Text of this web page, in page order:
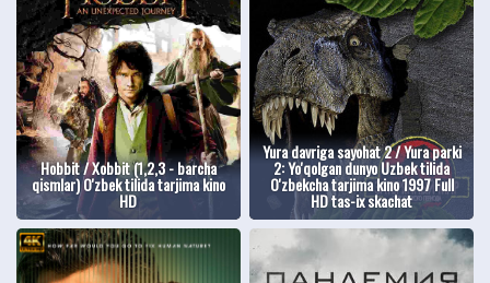
Hobbit / Xobbit (1,2,3 - barcha
qismlar) O'zbek tilida tarjima kino
HD
Yura davriga sayohat 2 / Yura parki
2: Yo'qolgan dunyo Uzbek tilida
O'zbekcha tarjima kino 1997 Full
HD tas-ix skachat